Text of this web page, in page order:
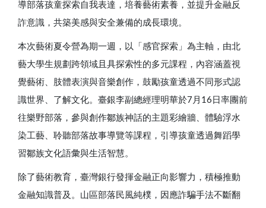
導部落孩童探索自我表達，培養藝術素養，並提升金融反
詐意識，共築美感與安全兼備的成長環境。
本次藝術夏令營為期一週，以「感官探索」為主軸，由北
藝大學生規劃跨領域且具探索性的多元課程，內容涵蓋視
覺藝術、肢體表演與音樂創作，鼓勵孩童透過不同形式認
識世界、了解文化。臺銀李副總經理明華於7月16日率團前
往樂野部落，參與創作鄒族神話的主題彩繪牆、體驗浮水
染工藝、聆聽部落故事導覽等課程，引導孩童透過舞蹈學
習鄒族文化語彙與生活智慧。
除了藝術教育，臺灣銀行發揮金融正向影響力，積極推動
金融知識普及。山區部落民風純樸，因應詐騙手法不斷翻